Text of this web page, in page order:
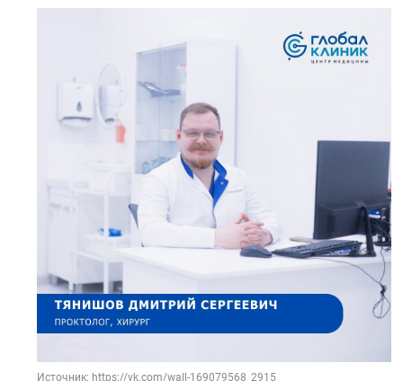
Источник: https://vk.com/wall-169079568_2915